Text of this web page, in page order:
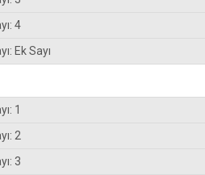
4
Ek Sayı
1
2
3